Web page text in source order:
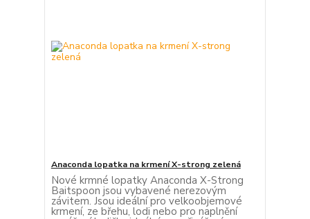
Anaconda lopatka na krmení X-strong zelená
Nové krmné lopatky Anaconda X-Strong
Baitspoon jsou vybavené nerezovým
závitem. Jsou ideální pro velkoobjemové
krmení, ze břehu, lodi nebo pro naplnění